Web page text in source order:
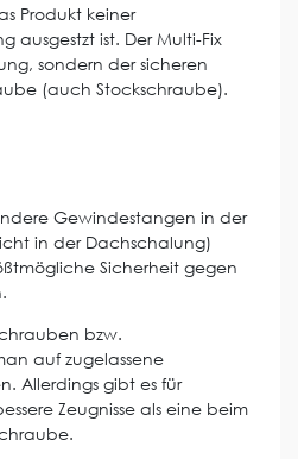
Produkt keiner
ausgestzt ist. Der Multi-Fix
sondern der sicheren
(auch Stockschraube).
Gewindestangen in der
in der Dachschalung)
Sicherheit gegen
bzw.
auf zugelassene
Allerdings gibt es für
Zeugnisse als eine beim